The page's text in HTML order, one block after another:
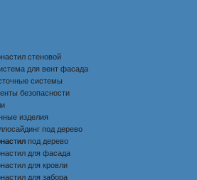
стеновой
для вент фасада
системы
безопасности
изделия
под дерево
под дерево
для фасада
для кровли
для забора